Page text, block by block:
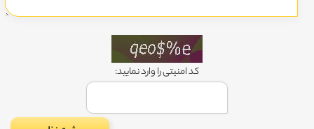
کد امنیتی را وارد نمایید: